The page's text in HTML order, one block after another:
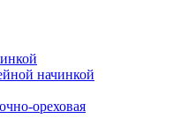
начинкой
ореховая